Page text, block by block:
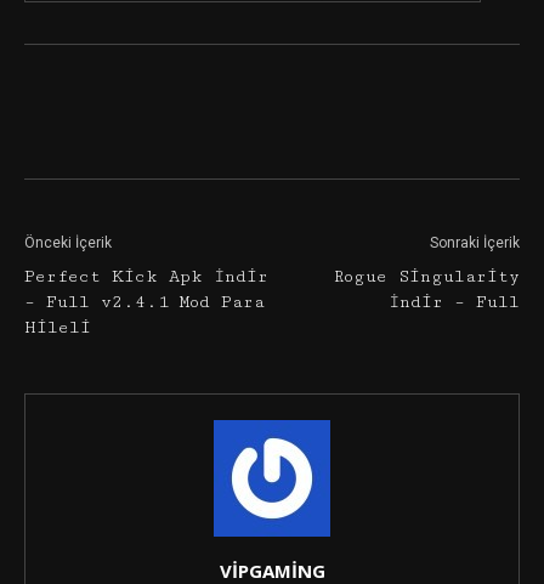
Önceki İçerik
Perfect Kick Apk İndir
– Full v2.4.1 Mod Para
Hileli
Sonraki İçerik
Rogue Singularity
İndir – Full
VİPGAMİNG